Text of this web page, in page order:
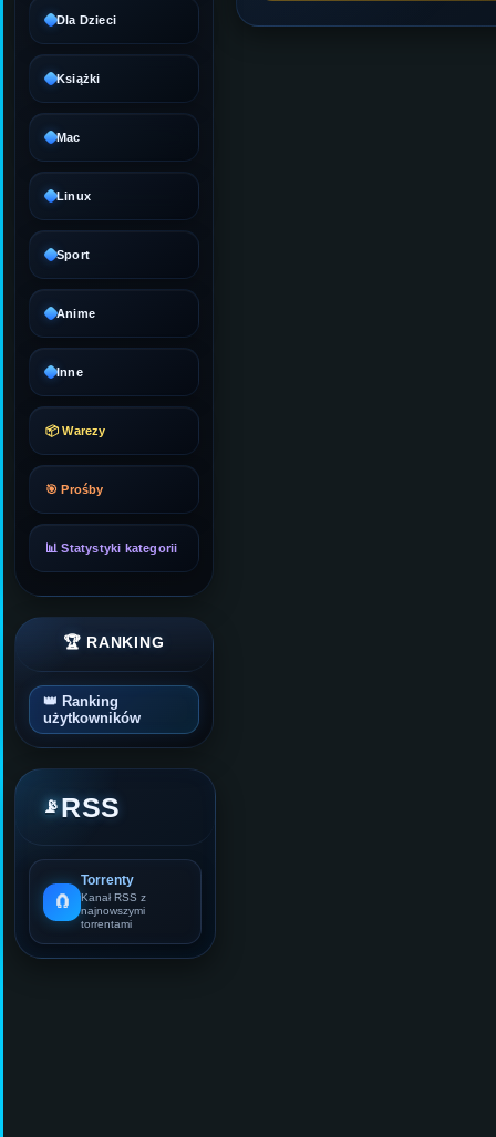
Dla Dzieci
Książki
Mac
Linux
Sport
Anime
Inne
📦 Warezy
🎯 Prośby
📊 Statystyki kategorii
🏆 RANKING
👑 Ranking
użytkowników
📡RSS
🧲
Torrenty
Kanał RSS z
najnowszymi
torrentami